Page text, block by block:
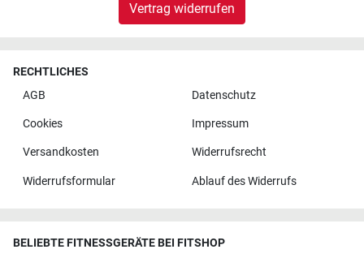
Vertrag widerrufen
RECHTLICHES
AGB
Datenschutz
Cookies Impressum
Versandkosten Widerrufsrecht
Widerrufsformular Ablauf des Widerrufs
BELIEBTE FITNESSGERÄTE BEI FITSHOP